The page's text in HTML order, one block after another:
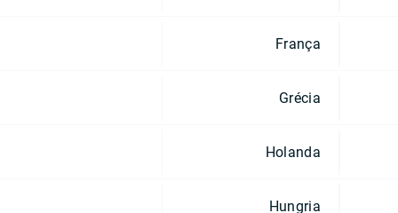
França
Grécia
Holanda
Hungria